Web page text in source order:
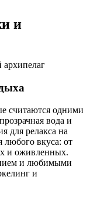
и
считаются одними
вода и
для релакса на
любого вкуса: от
и оживленных.
и любимыми
и